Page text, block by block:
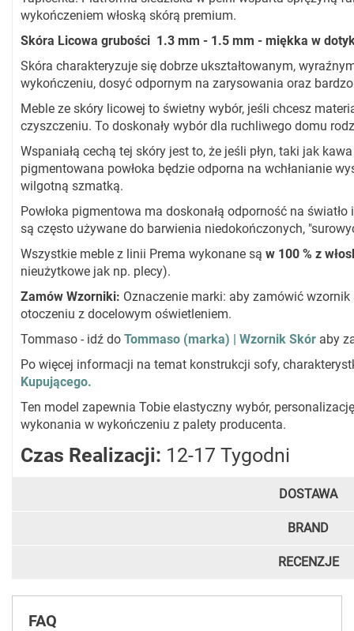
wykończeniem włoską skórą premium.
Skóra Licowa grubości 1.3 mm - 1.5 mm - miękka w
Skóra charakteryzuje się dobrze ukształtowanym,
wykończeniu, dosyć odpornym na zarysowania oraz
Meble ze skóry licowej to świetny wybór, jeśli chcesz
czyszczeniu. To doskonały wybór dla ruchliwego domu
Wspaniałą cechą tej skóry jest to, że jeśli płyn, taki jak
pigmentowana powłoka będzie odporna na wchłanianie
wilgotną szmatką.
Powłoka pigmentowa ma doskonałą odporność na
są często używane do barwienia niedokończonych,
Wszystkie meble z linii Prema wykonane są w 100 % z
nieużytkowe jak np. plecy).
Zamów Wzorniki: Oznaczenie marki: aby zamówić
otoczeniu z docelowym oświetleniem.
Tommaso - idź do Tommaso (marka) | Wzornik Skór aby
Po więcej informacji na temat konstrukcji sofy,
Kupującego.
Ten model zapewnia Tobie elastyczny wybór,
wykonania w wykończeniu z palety producenta.
Czas Realizacji: 12-17 Tygodni
DOSTAWA
BRAND
RECENZJE
FAQ